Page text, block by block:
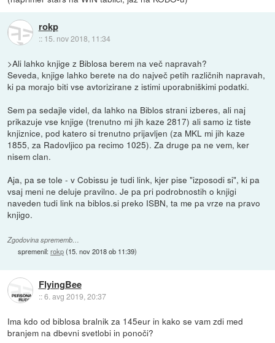
rokp
:: 15. nov 2018, 11:34
>Ali lahko knjige z Biblosa berem na več napravah?
Seveda, knjige lahko berete na do največ petih različnih napravah,
ki pa morajo biti vse avtorizirane z istimi uporabniškimi podatki.
Sem pa sedajle videl, da lahko na Biblos strani izberes, ali naj
prikazuje vse knjige (trenutno mi jih kaze 2817) ali samo iz tiste
knjiznice, pod katero si trenutno prijavljen (za MKL mi jih kaze
1855, za Radovljico pa recimo 1025). Za druge pa ne vem, ker
nisem clan.
Aja, pa se tole - v Cobissu je tudi link, kjer pise "izposodi si", ki pa
vsaj meni ne deluje pravilno. Je pa pri podrobnostih o knjigi
naveden tudi link na biblos.si preko ISBN, ta me pa vrze na pravo
knjigo.
Zgodovina sprememb…
spremenil:rokp(15. nov 2018 ob 11:39)
FlyingBee
::6. avg 2019, 20:37
Ima kdo od biblosa bralnik za 145eur in kako se vam zdi med
branjem na dbevni svetlobi in ponoči?